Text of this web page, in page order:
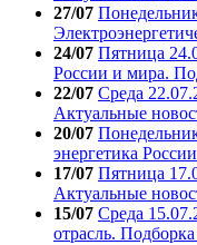
27/07
24/07 Пятница
России и мира.
22/07 Среда
Актуальные
20/07
энергетика
17/07 Пятница
Актуальные
15/07 Среда
отрасль.